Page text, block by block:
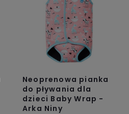
Neoprenowa pianka
do pływania dla
dzieci Baby Wrap -
Arka Niny